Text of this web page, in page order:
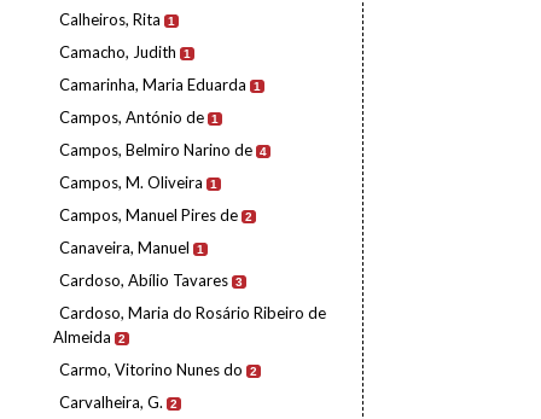
Calheiros, Rita 1
Camacho, Judith 1
Camarinha, Maria Eduarda 1
Campos, António de 1
Campos, Belmiro Narino de 4
Campos, M. Oliveira 1
Campos, Manuel Pires de 2
Canaveira, Manuel 1
Cardoso, Abílio Tavares 3
Cardoso, Maria do Rosário Ribeiro de
Almeida
2
Carmo, Vitorino Nunes do 2
Carvalheira, G. 2